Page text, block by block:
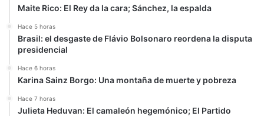
Maite Rico: El Rey da la cara; Sánchez, la espalda
Hace 5 horas
Brasil: el desgaste de Flávio Bolsonaro reordena la disputa
presidencial
Hace 6 horas
Karina Sainz Borgo: Una montaña de muerte y pobreza
Hace 7 horas
Julieta Heduvan: El camaleón hegemónico; El Partido